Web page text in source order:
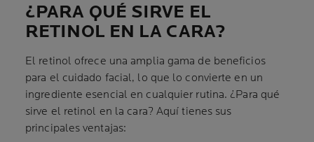
¿PARA QUÉ SIRVE EL
RETINOL EN LA CARA?
El retinol ofrece una amplia gama de beneficios
para el cuidado facial, lo que lo convierte en un
ingrediente esencial en cualquier rutina. ¿Para qué
sirve el retinol en la cara? Aquí tienes sus
principales ventajas: